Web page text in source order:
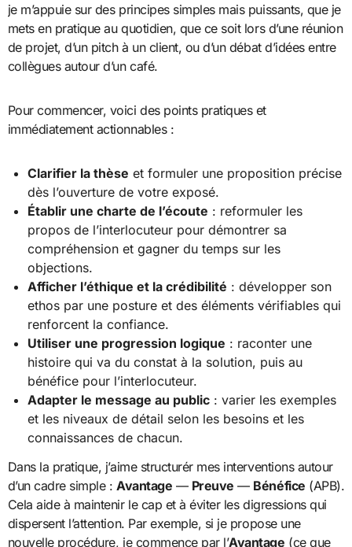
je m’appuie sur des principes simples mais puissants, que je
mets en pratique au quotidien, que ce soit lors d’une réunion
de projet, d’un pitch à un client, ou d’un débat d’idées entre
collègues autour d’un café.
Pour commencer, voici des points pratiques et
immédiatement actionnables :
Clarifier la thèse et formuler une proposition précise
dès l’ouverture de votre exposé.
Établir une charte de l’écoute : reformuler les
propos de l’interlocuteur pour démontrer sa
compréhension et gagner du temps sur les
objections.
Afficher l’éthique et la crédibilité : développer son
ethos par une posture et des éléments vérifiables qui
renforcent la confiance.
Utiliser une progression logique : raconter une
histoire qui va du constat à la solution, puis au
bénéfice pour l’interlocuteur.
Adapter le message au public : varier les exemples
et les niveaux de détail selon les besoins et les
connaissances de chacun.
Dans la pratique, j’aime structurér mes interventions autour
d’un cadre simple : Avantage — Preuve — Bénéfice (APB).
Cela aide à maintenir le cap et à éviter les digressions qui
dispersent l’attention. Par exemple, si je propose une
nouvelle procédure, je commence par l’Avantage (ce que